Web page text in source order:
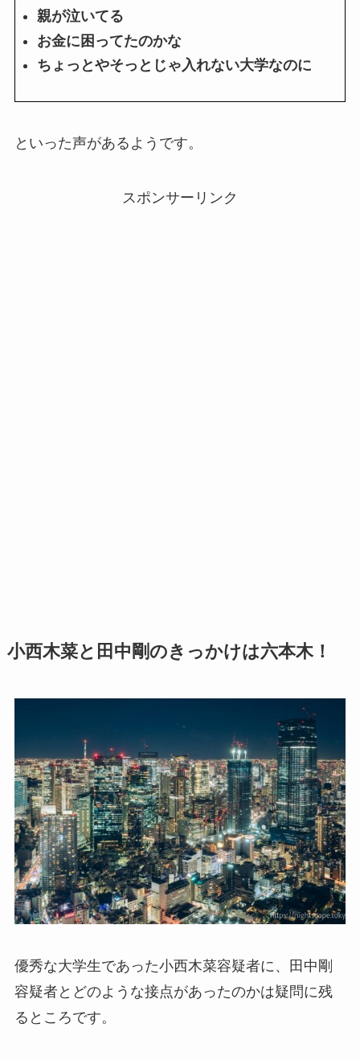
親が泣いてる
お金に困ってたのかな
ちょっとやそっとじゃ入れない大学なのに
といった声があるようです。
スポンサーリンク
小西木菜と田中剛のきっかけは六本木！
優秀な大学生であった小西木菜容疑者に、田中剛
容疑者とどのような接点があったのかは疑問に残
るところです。